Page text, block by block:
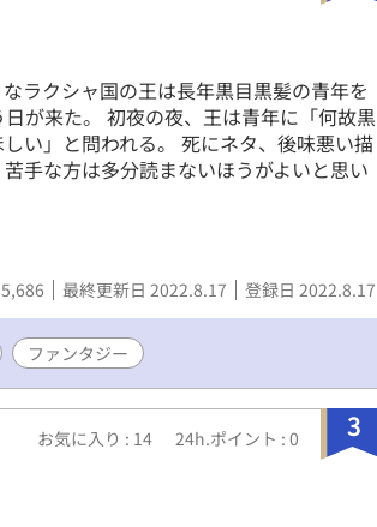
ラクシャ国の王は長年黒目黒髪の青年を
が来た。 初夜の夜、王は青年に「何故黒
い」と問われる。 死にネタ、後味悪い描
手な方は多分読まないほうがよいと思い
最終更新日 2022.8.17 登録日 2022.8.17
ファンタジー
3
お気に入り : 14 24h.ポイント : 0